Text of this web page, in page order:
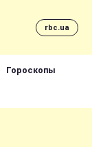
rbc.ua
Гороскопы